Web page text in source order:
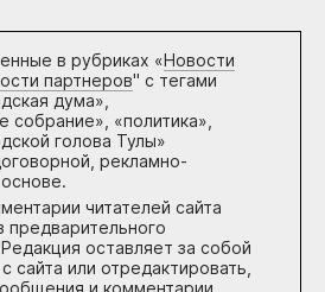
в рубриках «Новости
партнеров" с тегами
дума»,
собрание», «политика»,
голова Тулы»
рекламно-
читателей сайта
оставляет за собой
сайта или отредактировать,